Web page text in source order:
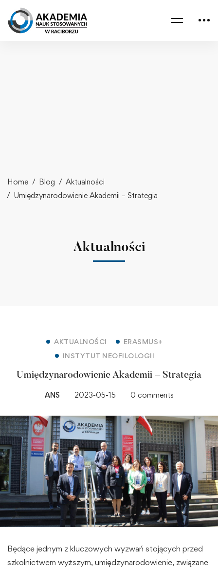
Home Blog
Aktualności
Umiędzynarodowienie Akademii – Strategia
Aktualności
AKTUALNOŚCI
ERASMUS+
INSTYTUT NEOFILOLOGII
Umiędzynarodowienie Akademii – Strategia
ANS 2023-05-15 0 comments
Będące jednym z kluczowych wyzwań stojących przed
szkolnictwem wyższym, umiędzynarodowienie, związane